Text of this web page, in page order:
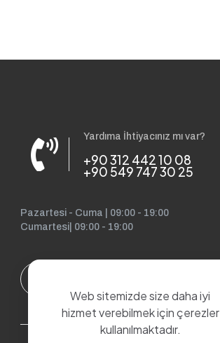
Yardıma İhtiyacınız mı var?
+90 312 442 10 08
+90 549 747 30 25
Pazartesi - Cuma | 09:00 - 19:00
Cumartesi| 09:00 - 19:00
Web sitemizde size daha iyi
hizmet verebilmek için çerezler
kullanılmaktadır.